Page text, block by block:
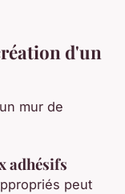
d'un
mur de
adhésifs
peut